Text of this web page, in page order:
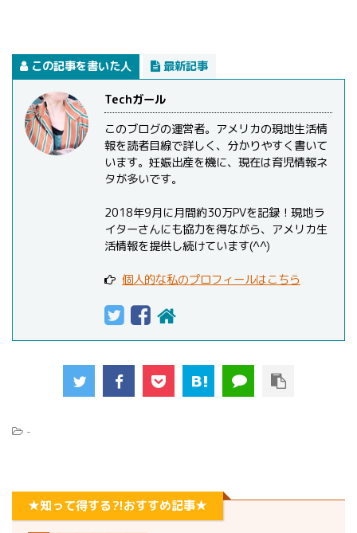
この記事を書いた人 最新記事
Techガール
このブログの運営者。アメリカの現地生活情
報を読者目線で詳しく、分かりやすく書いて
います。妊娠出産を機に、現在は育児情報ネ
タが多いです。
2018年9月に月間約30万PVを記録！現地ラ
イターさんにも協力を得ながら、アメリカ生
活情報を提供し続けています(^^)
個人的な私のプロフィールはこちら
-
★知って得する?!おすすめ記事★